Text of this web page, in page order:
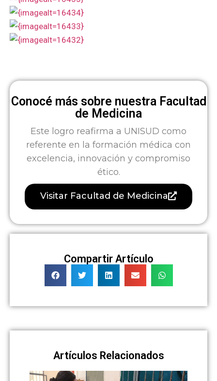
Conocé más sobre nuestra Facultad
de Medicina
Este logro reafirma a UNISUD como
referente en la formación médica con
excelencia, innovación y compromiso
ético.
Visitar Facultad de Medicina
Compartir Artículo
Artículos Relacionados